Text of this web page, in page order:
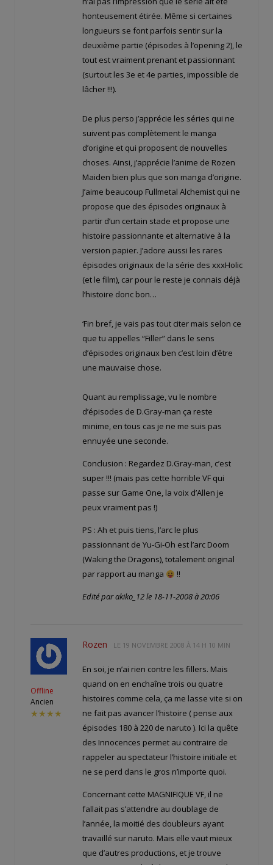
honteusement étirée. Même si certaines
longueurs se font parfois sentir sur la
deuxième partie (épisodes à l’opening 2), le
tout est vraiment prenant et passionnant
(surtout les 3e et 4e parties, impossible de
lâcher !!!).
De plus perso j’apprécie les séries qui ne
suivent pas complètement le manga
d’origine et qui proposent de nouvelles
choses. Ainsi, j’apprécie l’anime de Rozen
Maiden bien plus que son manga d’origine.
J’aime beaucoup Fullmetal Alchemist qui ne
propose que des épisodes originaux à
partir d’un certain stade et propose une
histoire passionnante et alternative à la
version papier. J’adore aussi les rares
épisodes originaux de la série des xxxHolic
(et le film), car pour le reste je connais déjà
l’histoire donc bon…
‘Fin bref, je vais pas tout citer mais selon ce
que tu appelles “Filler” dans le sens
d’épisodes originaux ben c’est loin d’être
une mauvaise chose.
Quant au remplissage, vu le nombre
d’épisodes de D.Gray-man ça reste
minime, en tous cas je ne me suis pas
ennuyée une seconde.
Conclusion : Regardez D.Gray-man, c’est
super !!! (mais pas cette horrible VF qui
passe sur Game One, la voix d’Allen je
peux vraiment pas !)
PS : Ah et puis tiens, l’arc le plus
passionnant de Yu-Gi-Oh est l’arc Doom
(Waking the Dragons), totalement original
par rapport au manga
!!
Edité par akiko_12 le 18-11-2008 à 20:06
Offline
Ancien
★★★★
Rozen LE 19 NOVEMBRE 2008 À 14 H 10 MIN
En soi, je n’ai rien contre les fillers. Mais
quand on en enchaîne trois ou quatre
histoires comme cela, ça me lasse vite si on
ne fait pas avancer l’histoire ( pense aux
épisodes 180 à 220 de naruto ). Ici la quête
des Innocences permet au contraire de
rappeler au spectateur l’histoire initiale et
ne se perd dans le gros n’importe quoi.
Concernant cette MAGNIFIQUE VF, il ne
fallait pas s’attendre au doublage de
l’année, la moitié des doubleurs ayant
travaillé sur naruto. Mais elle vaut mieux
que d’autres productions, et je trouve